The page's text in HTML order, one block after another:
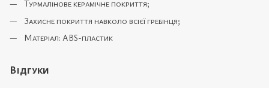
Турмалінове керамічне покриття;
Захисне покриття навколо всієї гребінця;
Матеріал: ABS-пластик
Відгуки